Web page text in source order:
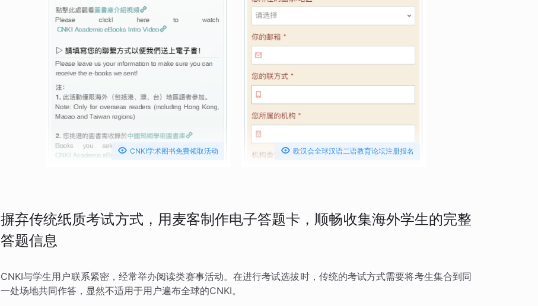
 CNKI学术图书免费领取活动  欧汉会全球汉语二语教育论坛注册报名
摒弃传统纸质考试方式，用麦客制作电子答题卡，顺畅收集海外学生的完整
答题信息
CNKI与学生用户联系紧密，经常举办阅读类赛事活动。在进行考试选拔时，传统的考试方式需要将考生集合到同
一处场地共同作答，显然不适用于用户遍布全球的CNKI。